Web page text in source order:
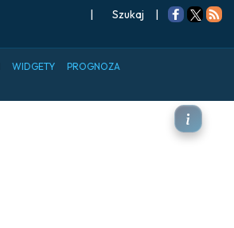
| |
WIDGETY PROGNOZA